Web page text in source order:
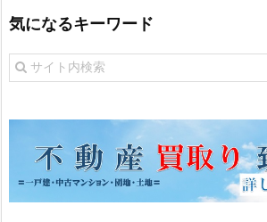
気になるキーワード